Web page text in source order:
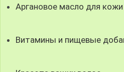
Аргановое масло для
Витамины и пищевые